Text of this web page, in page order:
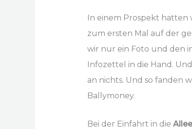
In einem Prospekt hatten
zum ersten Mal auf der
wir nur ein Foto und den
Infozettel in die Hand.
an nichts. Und so fanden
Ballymoney.
Bei der Einfahrt in die Allee